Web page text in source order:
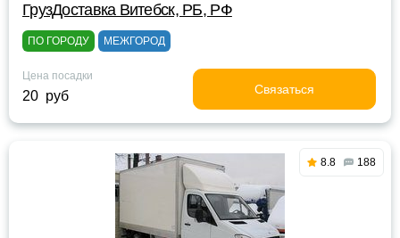
ГрузДоставка Витебск, РБ, РФ
ПО ГОРОДУ МЕЖГОРОД
Цена посадки
20 руб Связаться
8.8 188